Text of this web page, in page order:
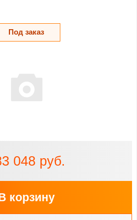
Под заказ
048 руб.
корзину